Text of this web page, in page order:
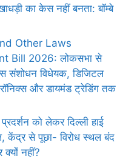
का केस नहीं बनता: बॉम्बे
Other Laws
Bill 2026: लोकसभा से
संशोधन विधेयक, डिजिटल
और डायमंड ट्रेडिंग तक
को लेकर दिल्ली हाई
केंद्र से पूछा- विरोध स्थल बंद
क्यों नहीं?